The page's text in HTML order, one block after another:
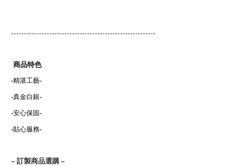
---------------------------------------------------------
商品特色
-精湛工藝-
-真金白銀-
-安心保固-
-貼心服務-
–訂製商品選購–